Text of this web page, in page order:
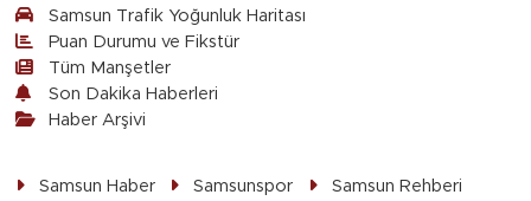
Samsun Trafik Yoğunluk Haritası
Puan Durumu ve Fikstür
Tüm Manşetler
Son Dakika Haberleri
Haber Arşivi
Samsun Haber Samsunspor
Samsun Rehberi